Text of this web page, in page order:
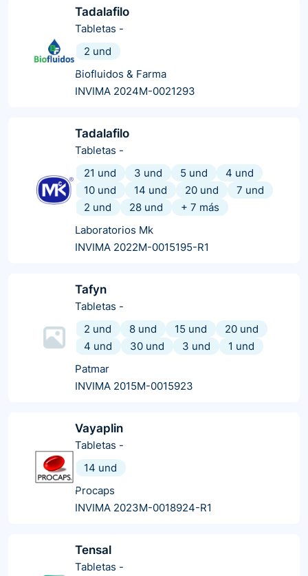
Tadalafilo
Tabletas -
2 und
Biofluidos & Farma
INVIMA 2024M-0021293
Tadalafilo
Tabletas -
21 und
3 und 5 und
4 und
10 und
14 und 20 und
7 und
2 und
28 und + 7 más
Laboratorios Mk
INVIMA 2022M-0015195-R1
Tafyn
Tabletas -
2 und
8 und 15 und
20 und
4 und
30 und 3 und
1 und
Patmar
INVIMA 2015M-0015923
Vayaplin
Tabletas -
14 und
Procaps
INVIMA 2023M-0018924-R1
Tensal
Tabletas -